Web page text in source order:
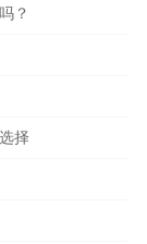
？
择